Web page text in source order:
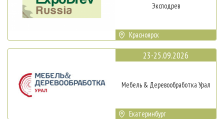
Эксподрев
Красноярск
23-25.09.2026
Мебель & Деревообработка Урал
Екатеринбург